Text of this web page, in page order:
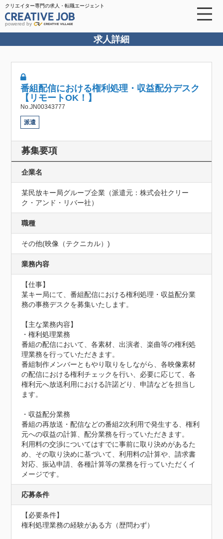
クリエイター専門の求人・転職エージェント
powered by
求人詳細
番組配信における権利処理・収益配分デスク
【リモートOK！】
No.JN00343777
派遣
募集要項
企業名
某民放キー局グループ企業（派遣元：株式会社クリー
ク・アンド・リバー社）
職種
その他(映像（テクニカル）)
業務内容
【仕事】
某キー局にて、番組配信における権利処理・収益配分業
務の事務デスクを募集いたします。
【主な業務内容】
・権利処理業務
番組の配信において、各素材、出演者、楽曲等の権利処
理業務を行っていただきます。
番組制作メンバーともやり取りをしながら、各映像素材
の配信における権利チェックを行い、必要に応じて、各
権利元へ放送利用における許諾どり、申請などを担当し
ます。
・収益配分業務
番組の再放送・配信などの番組2次利用で発生する、権利
元への収益の計算、配分業務を行っていただきます。
利用料の交渉についてはすでに事前に取り決めがあるた
め、その取り決めに基づいて、利用料の計算や、請求書
対応、振込申請、各種計算等の業務を行っていただくイ
メージです。
応募条件
【必要条件】
権利処理業務の経験がある方（歴問わず）